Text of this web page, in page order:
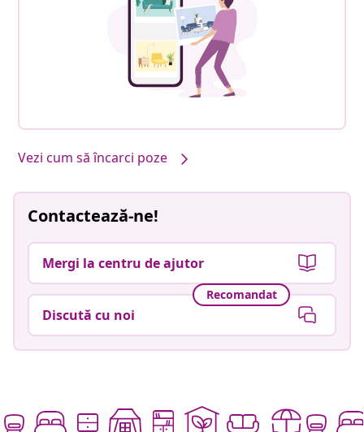
Vezi cum să încarci poze
Contactează-ne!
Mergi la centru de ajutor
Recomandat
Discută cu noi